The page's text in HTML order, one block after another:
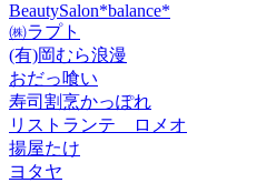
BeautySalon*balance*
㈱ラプト
(有)岡むら浪漫
おだっ喰い
寿司割烹かっぽれ
リストランテ ロメオ
揚屋たけ
ヨタヤ